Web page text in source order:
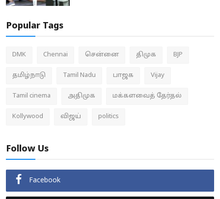
Popular Tags
DMK Chennai சென்னை திமுக BJP
தமிழ்நாடு Tamil Nadu பாஜக Vijay
Tamil cinema அதிமுக மக்களவைத் தேர்தல்
Kollywood விஜய் politics
Follow Us
Facebook